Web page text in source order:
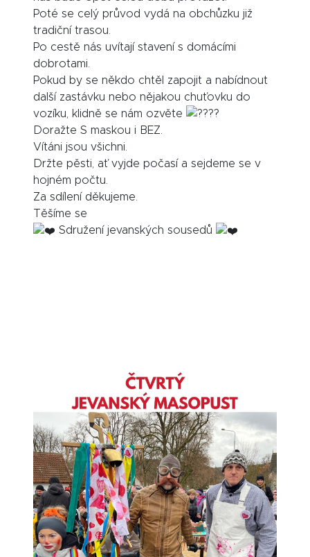
Poté se celý průvod vydá na obchůzku již
tradiční trasou.
Po cestě nás uvítají stavení s domácími
dobrotami.
Pokud by se někdo chtěl zapojit a nabídnout
další zastávku nebo nějakou chuťovku do
vozíku, klidně se nám ozvěte
Doražte S maskou i BEZ.
Vítáni jsou všichni.
Držte pěsti, ať vyjde počasí a sejdeme se v
hojném počtu.
Za sdílení děkujeme.
Těšíme se
Sdružení jevanských sousedů